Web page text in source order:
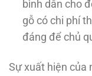
bình dân cho
gỗ có chi phí
đáng để chủ
Sự xuất hiện của